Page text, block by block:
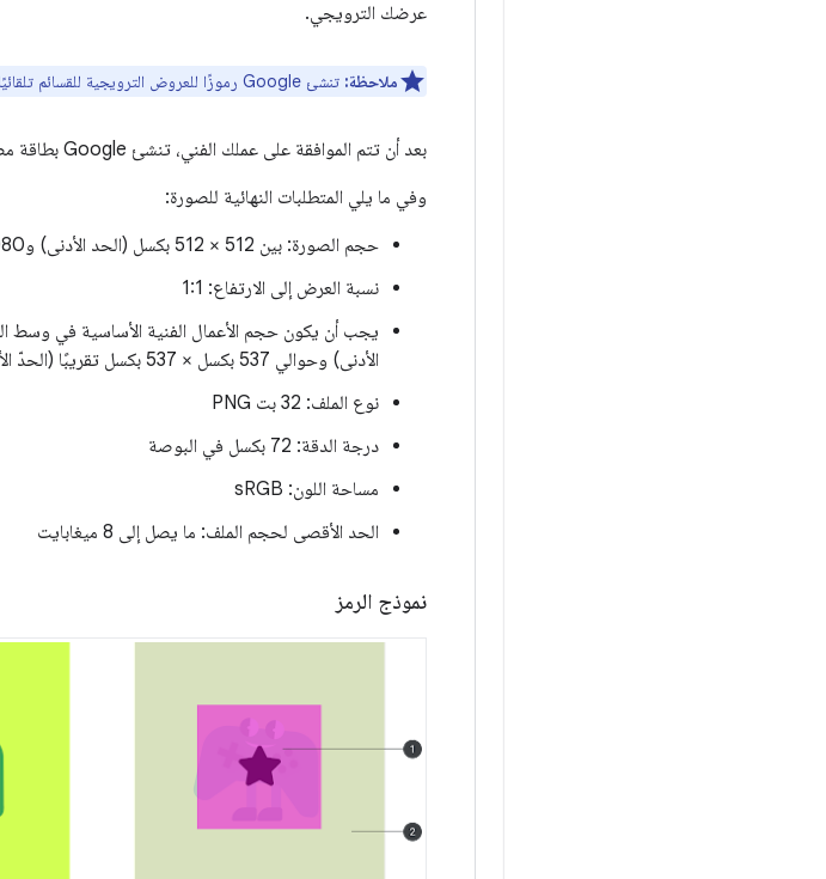
عرضك الترويجي.
ملاحظة: تنشئ Google رموزًا للعروض الترويجية للقسائم تلقائيًا.
بعد أن تتم الموافقة على عملك الفني، تنشئ Google بطاقة مصغّرة 1x، وبطاقة مصغّرة 2x، ونسخة هاكساجون من رمزك.
وفي ما يلي المتطلبات النهائية للصورة:
حجم الصورة: بين 512 × 512 بكسل (الحد الأدنى) و1080 × 1080 بكسل (كحد أقصى)
نسبة العرض إلى الارتفاع: 1:1
الأدنى) وحوالي 537 بكسل × 537 بكسل تقريبًا (الحدّ الأقصى).
نوع الملف: 32 بت PNG
درجة الدقة: 72 بكسل في البوصة
مساحة اللون: sRGB
الحد الأقصى لحجم الملف: ما يصل إلى 8 ميغابايت
نموذج الرمز